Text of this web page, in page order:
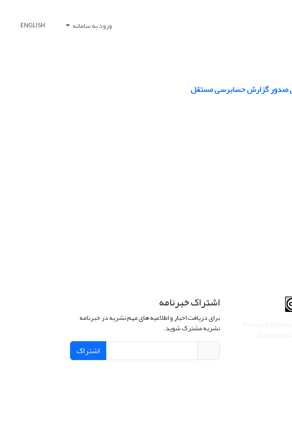
ورود به سامانه ENGLISH
اشتراک خبرنامه
برای دریافت اخبار و اطلاعیه های مهم نشریه در خبرنامه
نشریه مشترک شوید.
اشتراک